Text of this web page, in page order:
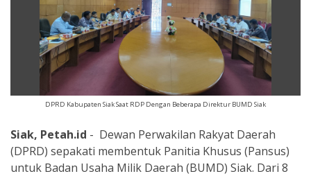
DPRD Kabupaten Siak Saat RDP Dengan Beberapa Direktur BUMD Siak
Siak, Petah.id - Dewan Perwakilan Rakyat Daerah
(DPRD) sepakati membentuk Panitia Khusus (Pansus)
untuk Badan Usaha Milik Daerah (BUMD) Siak. Dari 8